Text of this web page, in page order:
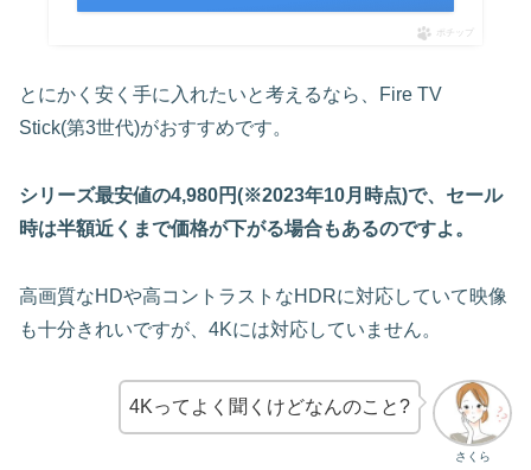
ポチップ
とにかく安く手に入れたいと考えるなら、Fire TV
Stick(第3世代)がおすすめです。
シリーズ最安値の4,980円(※2023年10月時点)で、セール
時は半額近くまで価格が下がる場合もあるのですよ。
高画質なHDや高コントラストなHDRに対応していて映像
も十分きれいですが、4Kには対応していません。
さくら
4Kってよく聞くけどなんのこと?